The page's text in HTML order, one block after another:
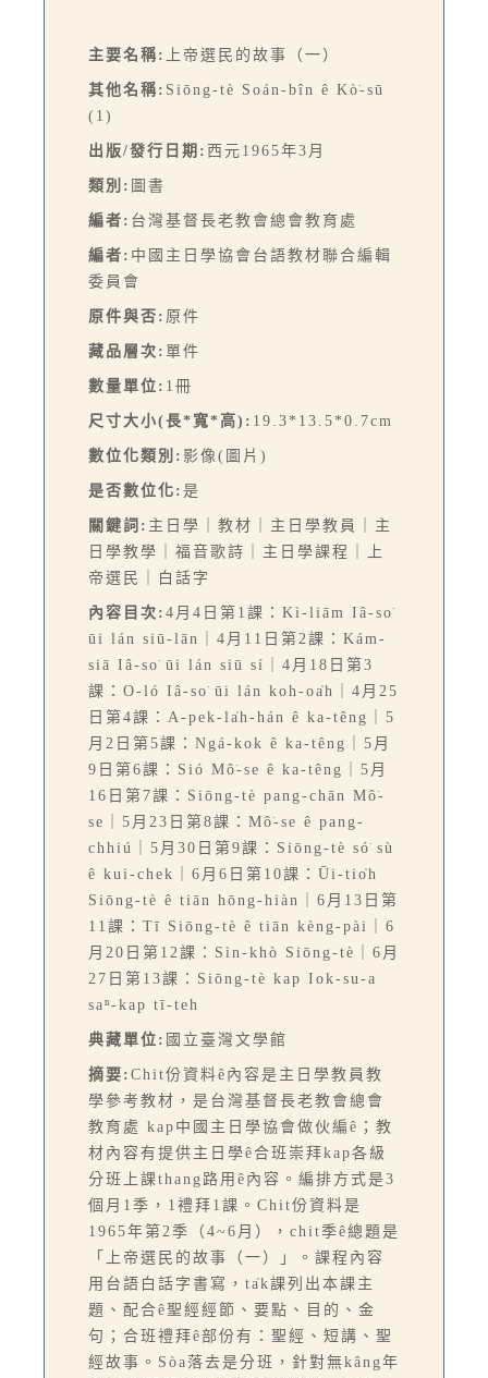
主要名稱: 上帝選民的故事（一）
其他名稱: Siōng-tè Soán-bîn ê Kò͘-sū
(1)
出版/發行日期: 西元1965年3月
類別: 圖書
編者: 台灣基督長老教會總會教育處
編者: 中國主日學協會台語教材聯合編輯
委員會
原件與否: 原件
藏品層次: 單件
數量單位: 1冊
尺寸大小(長*寬*高): 19.3*13.5*0.7cm
數位化類別: 影像(圖片)
是否數位化: 是
關鍵詞: 主日學｜教材｜主日學教員｜主
日學教學｜福音歌詩｜主日學課程｜上
帝選民｜白話字
內容目次: 4月4日第1課：Kì-liām Iâ-so͘
ūi lán siū-lān｜4月11日第2課：Kám-
siā Iâ-so͘ ūi lán siū sí｜4月18日第3
課：O-ló Iâ-so͘ ūi lán koh-oa̍h｜4月25
日第4課：A-pek-la̍h-hán ê ka-têng｜5
月2日第5課：Ngá-kok ê ka-têng｜5月
9日第6課：Sió Mô͘-se ê ka-têng｜5月
16日第7課：Siōng-tè pang-chān Mô͘-
se｜5月23日第8課：Mô͘-se ê pang-
chhiú｜5月30日第9課：Siōng-tè só͘ sù
ê kui-chek｜6月6日第10課：Ūi-tio̍h
Siōng-tè ê tiān hōng-hiàn｜6月13日第
11課：Tī Siōng-tè ê tiān kèng-pài｜6
月20日第12課：Sìn-khò Siōng-tè｜6月
27日第13課：Siōng-tè kap Iok-su-a
saⁿ-kap tī-teh
典藏單位: 國立臺灣文學館
摘要: Chit份資料ê內容是主日學教員教
學參考教材，是台灣基督長老教會總會
教育處 kap中國主日學協會做伙編ê；教
材內容有提供主日學ê合班崇拜kap各級
分班上課thang路用ê內容。編排方式是3
個月1季，1禮拜1課。Chit份資料是
1965年第2季（4~6月），chit季ê總題是
「上帝選民的故事（一）」。課程內容
用台語白話字書寫，ta̍k課列出本課主
題、配合ê聖經經節、要點、目的、金
句；合班禮拜ê部份有：聖經、短講、聖
經故事。Sòa落去是分班，針對無kâng年